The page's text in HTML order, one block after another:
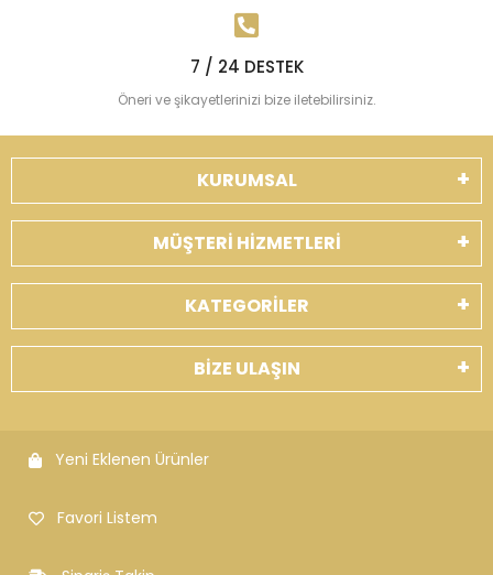
7 / 24 DESTEK
Öneri ve şikayetlerinizi bize iletebilirsiniz.
KURUMSAL
MÜŞTERİ HİZMETLERİ
KATEGORİLER
BİZE ULAŞIN
Yeni Eklenen Ürünler
Favori Listem